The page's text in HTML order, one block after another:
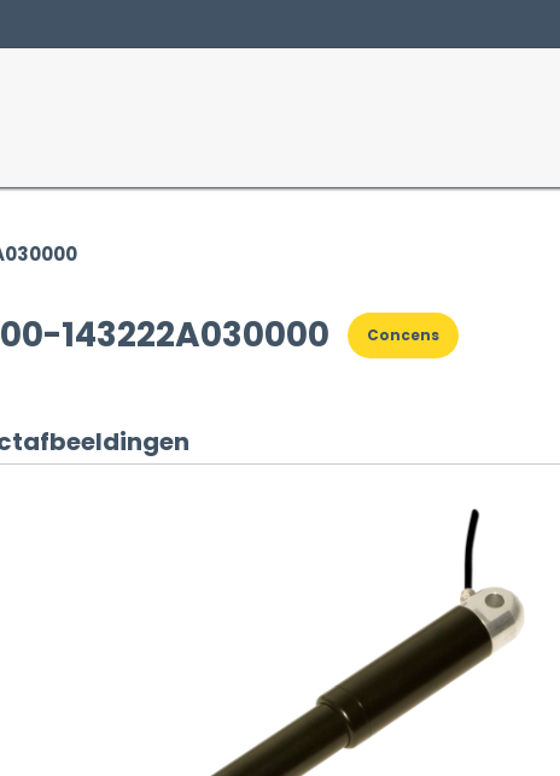
143222A030000 Concens